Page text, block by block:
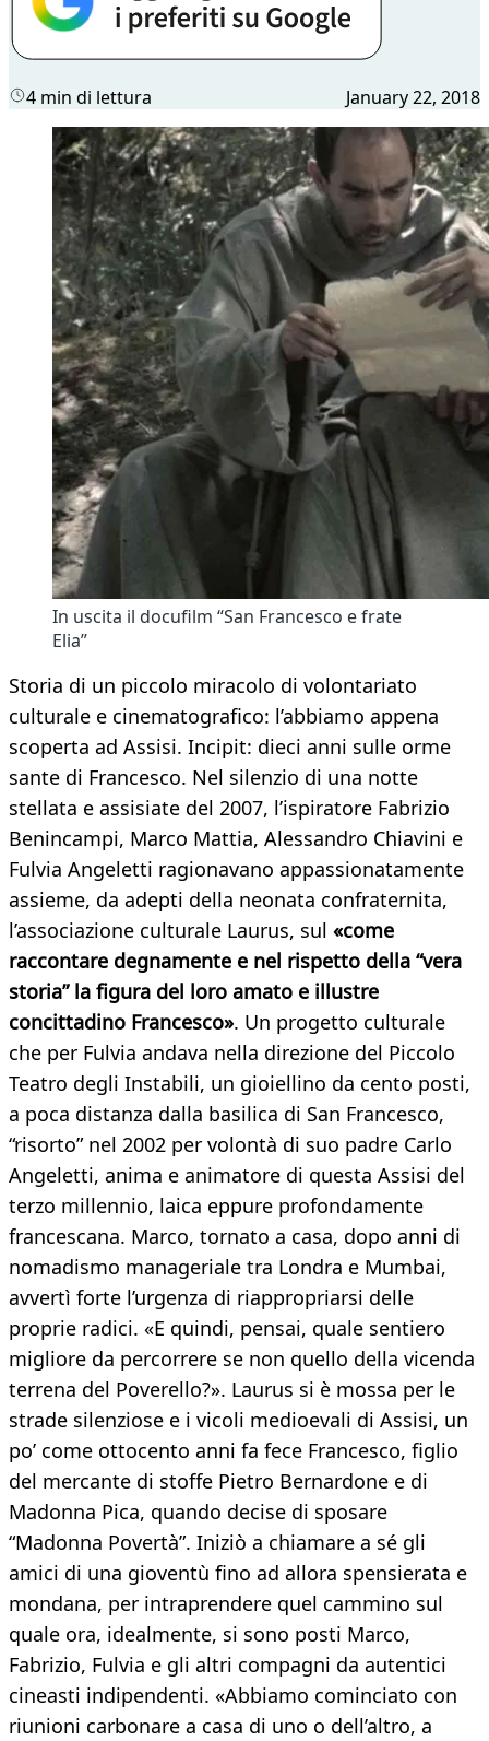
4 min di lettura January 22, 2018
In uscita il docufilm “San Francesco e frate
Elia”
Storia di un piccolo miracolo di volontariato
culturale e cinematografico: l’abbiamo appena
scoperta ad Assisi. Incipit: dieci anni sulle orme
sante di Francesco. Nel silenzio di una notte
stellata e assisiate del 2007, l’ispiratore Fabrizio
Benincampi, Marco Mattia, Alessandro Chiavini e
Fulvia Angeletti ragionavano appassionatamente
assieme, da adepti della neonata confraternita,
l’associazione culturale Laurus, sul «come
raccontare degnamente e nel rispetto della “vera
storia” la figura del loro amato e illustre
concittadino Francesco». Un progetto culturale
che per Fulvia andava nella direzione del Piccolo
Teatro degli Instabili, un gioiellino da cento posti,
a poca distanza dalla basilica di San Francesco,
“risorto” nel 2002 per volontà di suo padre Carlo
Angeletti, anima e animatore di questa Assisi del
terzo millennio, laica eppure profondamente
francescana. Marco, tornato a casa, dopo anni di
nomadismo manageriale tra Londra e Mumbai,
avvertì forte l’urgenza di riappropriarsi delle
proprie radici. «E quindi, pensai, quale sentiero
migliore da percorrere se non quello della vicenda
terrena del Poverello?». Laurus si è mossa per le
strade silenziose e i vicoli medioevali di Assisi, un
po’ come ottocento anni fa fece Francesco, figlio
del mercante di stoffe Pietro Bernardone e di
Madonna Pica, quando decise di sposare
“Madonna Povertà”. Iniziò a chiamare a sé gli
amici di una gioventù fino ad allora spensierata e
mondana, per intraprendere quel cammino sul
quale ora, idealmente, si sono posti Marco,
Fabrizio, Fulvia e gli altri compagni da autentici
cineasti indipendenti. «Abbiamo cominciato con
riunioni carbonare a casa di uno o dell’altro, a